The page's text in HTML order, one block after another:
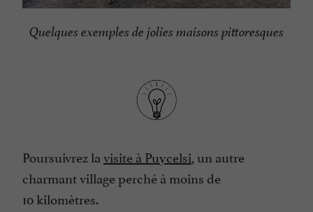
Quelques exemples de jolies maisons pittoresques
Poursuivrez lavisite à Puycelsi, un autre
charmant village perché à moins de
10 kilomètres.